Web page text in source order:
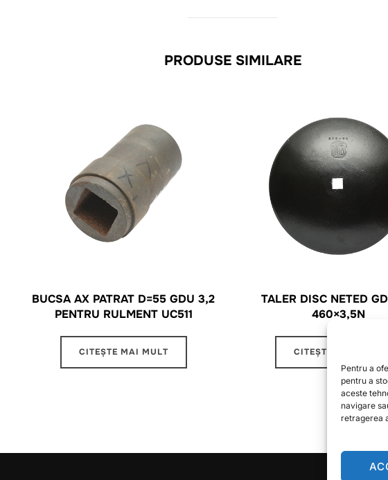
Pentru a
pentru a
aceste
navigare
retragerea
PRODUSE SIMILARE
BUCSA AX PATRAT D=55 GDU 3,2
PENTRU RULMENT UC511
CITEȘTE MAI MULT
TALER DISC NETED
460×3,5N
CITEȘTE MAI MULT